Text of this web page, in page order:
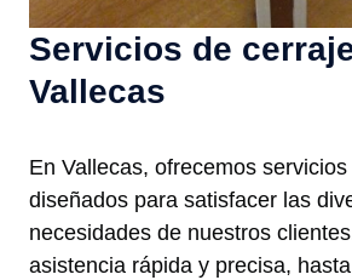
Servicios de
Vallecas
En Vallecas, ofrecemos
diseñados para satisfacer las
necesidades de nuestros
asistencia rápida y precisa,